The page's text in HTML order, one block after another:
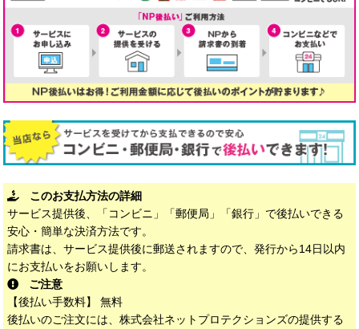
このお支払方法の詳細
サービス提供後、「コンビニ」「郵便局」「銀行」で後払いできる
安心・簡単な決済方法です。
請求書は、サービス提供後に郵送されますので、発行から14日以内
にお支払いをお願いします。
ご注意
【後払い手数料】 無料
後払いのご注文には、株式会社ネットプロテクションズの提供する